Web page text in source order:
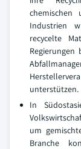
chemischen
Industrien
recycelte
unterstützen.
In
um
Branche